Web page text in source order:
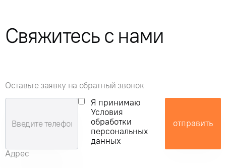
Свяжитесь с нами
Оставьте заявку на обратный звонок
Я принимаю
Условия
обработки
персональных
данных
отправить
Адрес